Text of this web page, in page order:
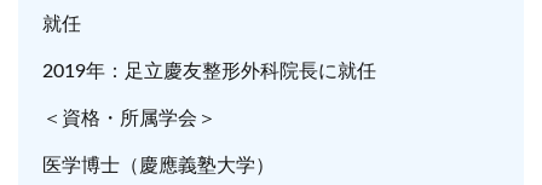
就任
2019年：足立慶友整形外科院長に就任
＜資格・所属学会＞
医学博士（慶應義塾大学）